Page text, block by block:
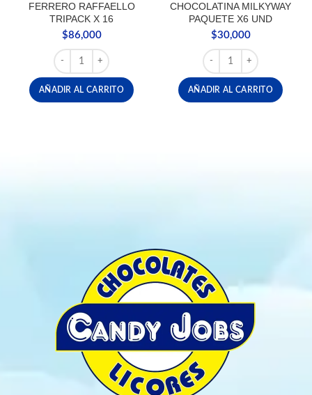
FERRERO RAFFAELLO
TRIPACK X 16
$86,000
FERRERO RAFFAELLO TRIPACK X 16 cantidad
AÑADIR AL CARRITO
CHOCOLATINA MILKYWAY
PAQUETE X6 UND
$30,000
CHOCOLATINA
AÑADIR AL CARRITO